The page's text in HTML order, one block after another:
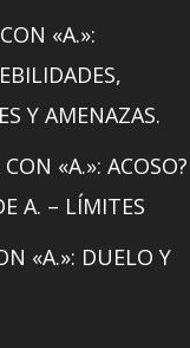
«A.»:
Y AMENAZAS.
«A.»: ACOSO?
A. – LÍMITES
«A.»: DUELO Y